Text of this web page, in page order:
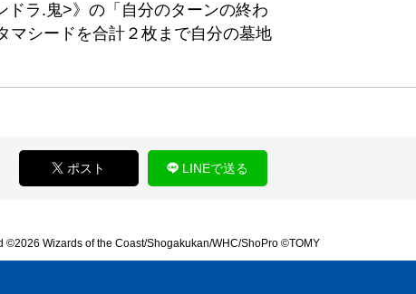
ラ.鬼>》の「自分のターンの終わ
マシードを合計２枚まで自分の墓地
ポスト LINEで送る
©2026 Wizards of the Coast/Shogakukan/WHC/ShoPro ©TOMY